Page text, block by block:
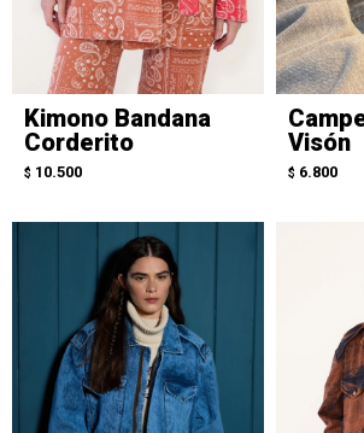
Kimono Bandana
Corderito
$ 10.500
Visón
$ 6.800